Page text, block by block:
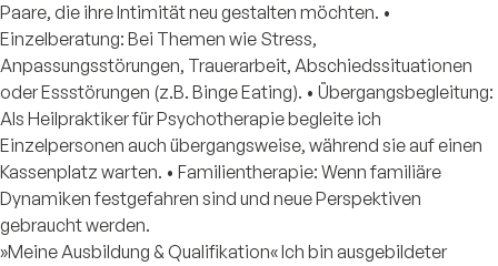
Paare, die ihre Intimität neu gestalten möchten. •
Einzelberatung: Bei Themen wie Stress,
Anpassungsstörungen, Trauerarbeit, Abschiedssituationen
oder Essstörungen (z.B. Binge Eating). • Übergangsbegleitung:
Als Heilpraktiker für Psychotherapie begleite ich
Einzelpersonen auch übergangsweise, während sie auf einen
Kassenplatz warten. • Familientherapie: Wenn familiäre
Dynamiken festgefahren sind und neue Perspektiven
gebraucht werden.
»Meine Ausbildung & Qualifikation« Ich bin ausgebildeter